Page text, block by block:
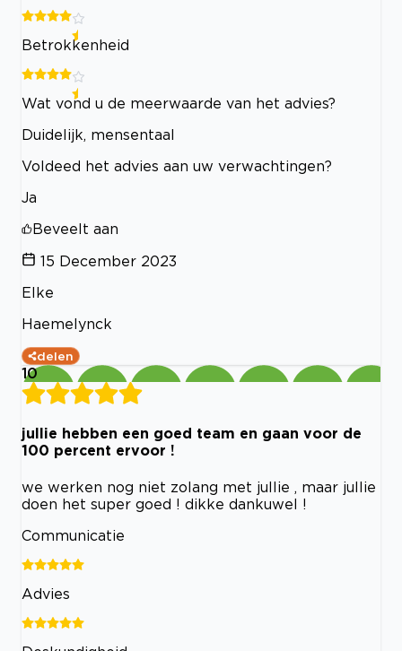
Betrokkenheid
Wat vond u de meerwaarde van het advies?
Duidelijk, mensentaal
Voldeed het advies aan uw verwachtingen?
Ja
Beveelt aan
15 December 2023
Elke
Haemelynck
delen
10
jullie hebben een goed team en gaan voor de
100 percent ervoor !
we werken nog niet zolang met jullie , maar jullie
doen het super goed ! dikke dankuwel !
Communicatie
Advies